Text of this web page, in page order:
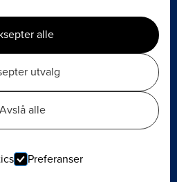
alle
utvalg
Avslå alle
Preferanser
by Horn Media